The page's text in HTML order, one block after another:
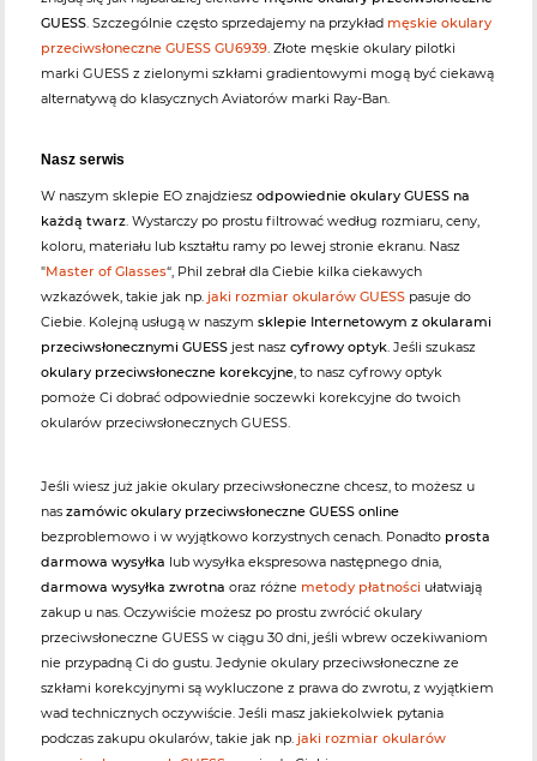
GUESS. Szczególnie często sprzedajemy na przykład męskie okulary
przeciwsłoneczne GUESS GU6939. Złote męskie okulary pilotki
marki GUESS z zielonymi szkłami gradientowymi mogą być ciekawą
alternatywą do klasycznych Aviatorów marki Ray-Ban.
Nasz serwis
W naszym sklepie EO znajdziesz odpowiednie okulary GUESS na
każdą twarz. Wystarczy po prostu filtrować według rozmiaru, ceny,
koloru, materiału lub kształtu ramy po lewej stronie ekranu. Nasz
"Master of Glasses“, Phil zebrał dla Ciebie kilka ciekawych
wzkazówek, takie jak np. jaki rozmiar okularów GUESS pasuje do
Ciebie. Kolejną usługą w naszym sklepie Internetowym z okularami
przeciwsłonecznymi GUESS jest nasz cyfrowy optyk. Jeśli szukasz
okulary przeciwsłoneczne korekcyjne, to nasz cyfrowy optyk
pomoże Ci dobrać odpowiednie soczewki korekcyjne do twoich
okularów przeciwsłonecznych GUESS.
Jeśli wiesz już jakie okulary przeciwsłoneczne chcesz, to możesz u
nas zamówic okulary przeciwsłoneczne GUESS online
bezproblemowo i w wyjątkowo korzystnych cenach. Ponadto prosta
darmowa wysyłka lub wysyłka ekspresowa następnego dnia,
darmowa wysyłka zwrotna oraz różne metody płatności ułatwiają
zakup u nas. Oczywiście możesz po prostu zwrócić okulary
przeciwsłoneczne GUESS w ciągu 30 dni, jeśli wbrew oczekiwaniom
nie przypadną Ci do gustu. Jedynie okulary przeciwsłoneczne ze
szkłami korekcyjnymi są wykluczone z prawa do zwrotu, z wyjątkiem
wad technicznych oczywiście. Jeśli masz jakiekolwiek pytania
podczas zakupu okularów, takie jak np. jaki rozmiar okularów